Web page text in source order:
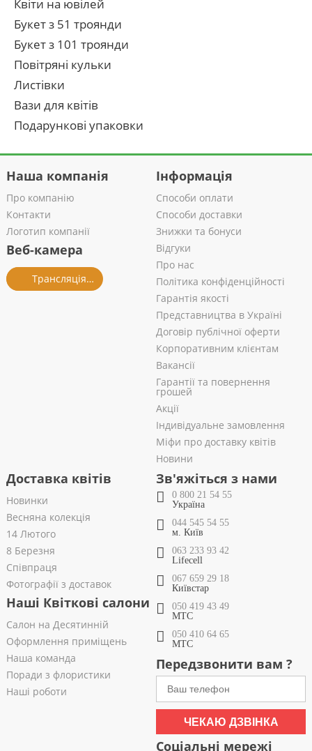
Квіти на ювілей
Букет з 51 троянди
Букет з 101 троянди
Повітряні кульки
Листівки
Вази для квітів
Подарункові упаковки
Наша компанія
Про компанію
Контакти
Логотип компанії
Веб-камера
Трансляція із салону
Інформація
Способи оплати
Способи доставки
Знижки та бонуси
Відгуки
Про нас
Політика конфіденційності
Гарантія якості
Представництва в Україні
Договір публічної оферти
Корпоративним клієнтам
Вакансії
Гарантії та повернення
грошей
Акції
Індивідуальне замовлення
Міфи про доставку квітів
Новини
Доставка квітів
Новинки
Весняна колекція
14 Лютого
8 Березня
Співпраця
Фотографії з доставок
Наші Квіткові салони
Салон на Десятинній
Оформлення приміщень
Наша команда
Поради з флористики
Наші роботи
Зв'яжіться з нами
0 800 21 54 55
Україна
044 545 54 55
м. Київ
063 233 93 42
Lifecell
067 659 29 18
Київстар
050 419 43 49
МТС
050 410 64 65
МТС
Передзвонити вам ?
ЧЕКАЮ ДЗВІНКА
Соціальні мережі